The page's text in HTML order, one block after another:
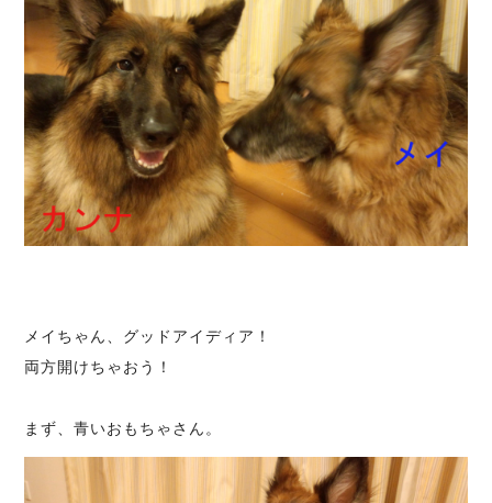
メイちゃん、グッドアイディア！
両方開けちゃおう！
まず、青いおもちゃさん。